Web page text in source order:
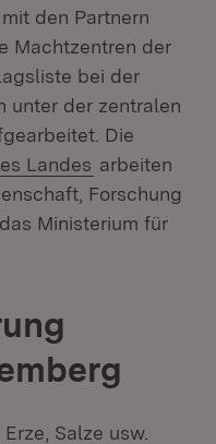
den Partnern
Machtzentren der
bei der
unter der zentralen
Die
Landes (Öffnet in
arbeiten
Forschung
Ministerium für
Salze usw.